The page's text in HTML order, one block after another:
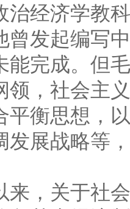
治经济学教
曾发起编写
能完成。但
领，社会主
平衡思想，
发展战略等
，关于社会